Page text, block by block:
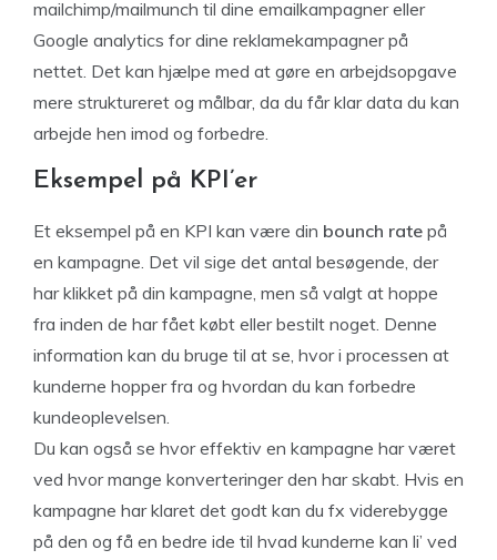
mailchimp/mailmunch til dine emailkampagner eller
Google analytics for dine reklamekampagner på
nettet. Det kan hjælpe med at gøre en arbejdsopgave
mere struktureret og målbar, da du får klar data du kan
arbejde hen imod og forbedre.
Eksempel på KPI’er
Et eksempel på en KPI kan være din bounch rate på
en kampagne. Det vil sige det antal besøgende, der
har klikket på din kampagne, men så valgt at hoppe
fra inden de har fået købt eller bestilt noget. Denne
information kan du bruge til at se, hvor i processen at
kunderne hopper fra og hvordan du kan forbedre
kundeoplevelsen.
Du kan også se hvor effektiv en kampagne har været
ved hvor mange konverteringer den har skabt. Hvis en
kampagne har klaret det godt kan du fx viderebygge
på den og få en bedre ide til hvad kunderne kan li’ ved